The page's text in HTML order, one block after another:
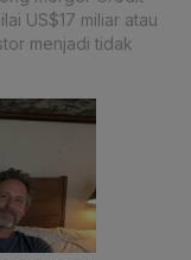
US$17 miliar atau
menjadi tidak